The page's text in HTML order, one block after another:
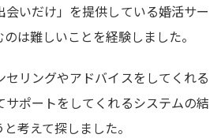
会いだけ」を提供している婚活サー
は難しいことを経験しました。
リングやアドバイスをしてくれる
ポートをしてくれるシステムの結
考えて探しました。